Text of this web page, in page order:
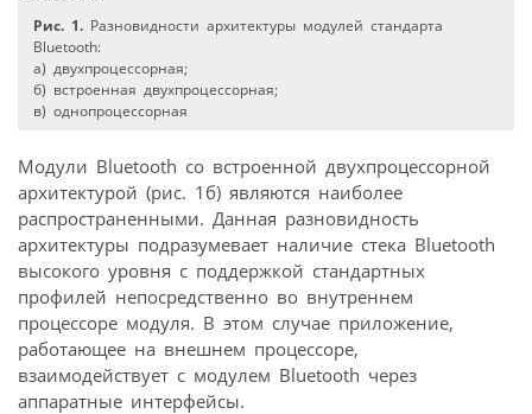
Рис. 1. Разновидности архитектуры модулей стандарта
Bluetooth:
а) двухпроцессорная;
б) встроенная двухпроцессорная;
в) однопроцессорная
Модули Bluetooth со встроенной двухпроцессорной
архитектурой (рис. 1б) являются наиболее
распространенными. Данная разновидность
архитектуры подразумевает наличие стека Bluetooth
высокого уровня с поддержкой стандартных
профилей непосредственно во внутреннем
процессоре модуля. В этом случае приложение,
работающее на внешнем процессоре,
взаимодействует с модулем Bluetooth через
аппаратные интерфейсы.